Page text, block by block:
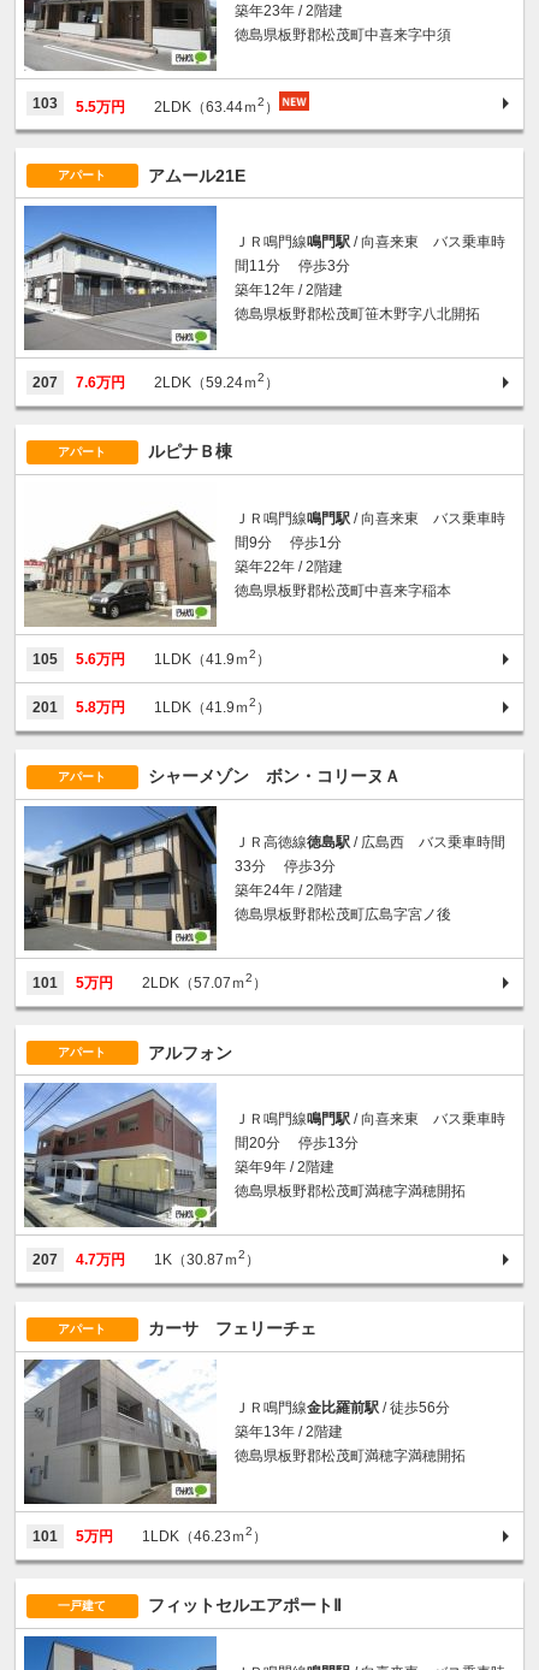
築年23年 / 2階建
徳島県板野郡松茂町中喜来字中須
103 5.5万円 2LDK（63.44ｍ2 ）
アパート アムール21E
ＪＲ鳴門線鳴門駅 / 向喜来東 バス乗車時
間11分 停歩3分
築年12年 / 2階建
徳島県板野郡松茂町笹木野字八北開拓
207 7.6万円 2LDK（59.24ｍ2 ）
アパート ルピナＢ棟
ＪＲ鳴門線鳴門駅 / 向喜来東 バス乗車時
間9分 停歩1分
築年22年 / 2階建
徳島県板野郡松茂町中喜来字稲本
105 5.6万円 1LDK（41.9ｍ2 ）
201 5.8万円 1LDK（41.9ｍ2 ）
アパート シャーメゾン ボン・コリーヌＡ
ＪＲ高徳線徳島駅 / 広島西 バス乗車時間
33分 停歩3分
築年24年 / 2階建
徳島県板野郡松茂町広島字宮ノ後
101 5万円 2LDK（57.07ｍ2 ）
アパート アルフォン
ＪＲ鳴門線鳴門駅 / 向喜来東 バス乗車時
間20分 停歩13分
築年9年 / 2階建
徳島県板野郡松茂町満穂字満穂開拓
207 4.7万円 1K（30.87ｍ2 ）
アパート カーサ フェリーチェ
ＪＲ鳴門線金比羅前駅 / 徒歩56分
築年13年 / 2階建
徳島県板野郡松茂町満穂字満穂開拓
101 5万円 1LDK（46.23ｍ2 ）
一戸建て フィットセルエアポートⅡ